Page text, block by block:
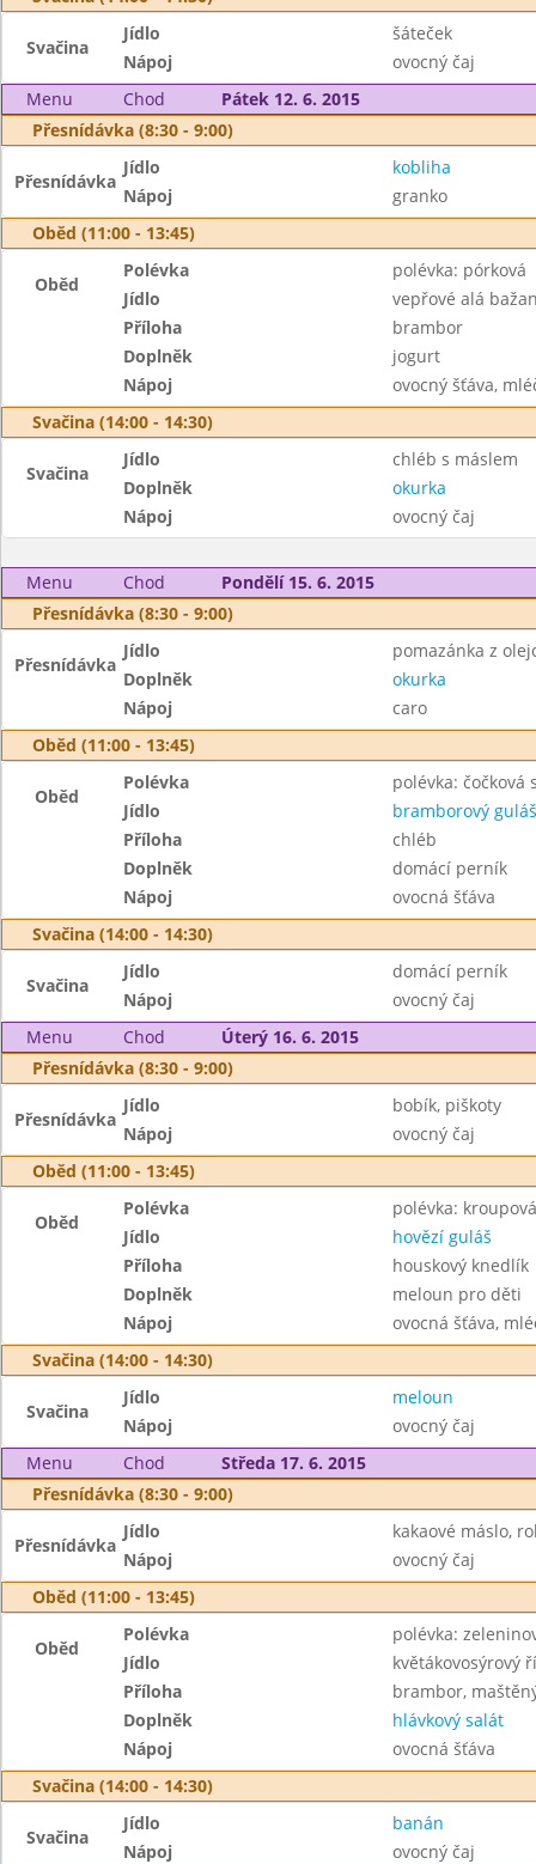
Svačina
Jídlo
šáteček
Nápoj
ovocný čaj
Menu
Chod
Pátek 12. 6. 2015
Přesnídávka (8:30 - 9:00)
Přesnídávka
Jídlo
kobliha
Nápoj
granko
Oběd (11:00 - 13:45)
Oběd
Polévka
polévka: pórková
Jídlo
vepřové alá
Příloha
brambor
Doplněk
jogurt
Nápoj
ovocný šťáva,
Svačina (14:00 - 14:30)
Svačina
Jídlo
chléb s máslem
Doplněk
okurka
Nápoj
ovocný čaj
Menu Chod
Pondělí 15. 6. 2015
Přesnídávka (8:30 - 9:00)
Přesnídávka
Jídlo
pomazánka z
Doplněk
okurka
Nápoj
caro
Oběd (11:00 - 13:45)
Oběd
Polévka
polévka: čočková
Jídlo
bramborový
Příloha
chléb
Doplněk
domácí perník
Nápoj
ovocná šťáva
Svačina (14:00 - 14:30)
Svačina
Jídlo
domácí perník
Nápoj
ovocný čaj
Menu
Chod
Úterý 16. 6. 2015
Přesnídávka (8:30 - 9:00)
Přesnídávka
Jídlo
bobík, piškoty
Nápoj
ovocný čaj
Oběd (11:00 - 13:45)
Oběd
Polévka
polévka: kroupová
Jídlo
hovězí guláš
Příloha
houskový knedlík
Doplněk
meloun pro děti
Nápoj
ovocná šťáva,
Svačina (14:00 - 14:30)
Svačina
Jídlo
meloun
Nápoj
ovocný čaj
Menu
Chod
Středa 17. 6. 2015
Přesnídávka (8:30 - 9:00)
Přesnídávka
Jídlo
kakaové máslo,
Nápoj
ovocný čaj
Oběd (11:00 - 13:45)
Oběd
Polévka
polévka:
Jídlo
květákovosýrový
Příloha
brambor,
Doplněk
hlávkový salát
Nápoj
ovocná šťáva
Svačina (14:00 - 14:30)
Svačina
Jídlo
banán
Nápoj
ovocný čaj